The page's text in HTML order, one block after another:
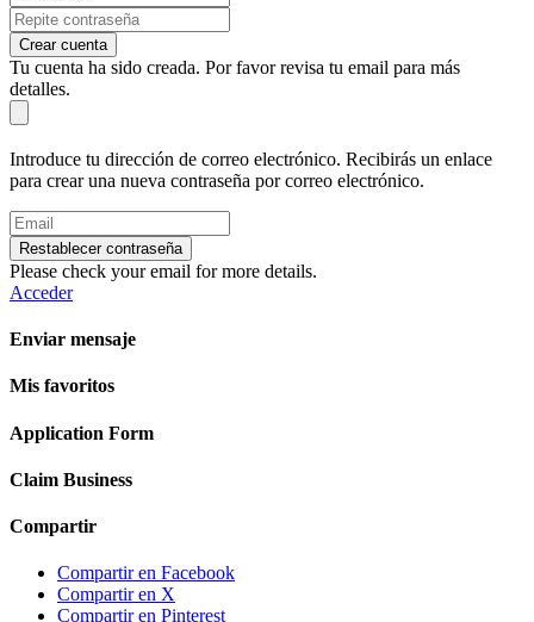
Crear cuenta
Tu cuenta ha sido creada. Por favor revisa tu email para más
detalles.
Introduce tu dirección de correo electrónico. Recibirás un enlace
para crear una nueva contraseña por correo electrónico.
Restablecer contraseña
Please check your email for more details.
Acceder
Enviar mensaje
Mis favoritos
Application Form
Claim Business
Compartir
Compartir en Facebook
Compartir en X
Compartir en Pinterest